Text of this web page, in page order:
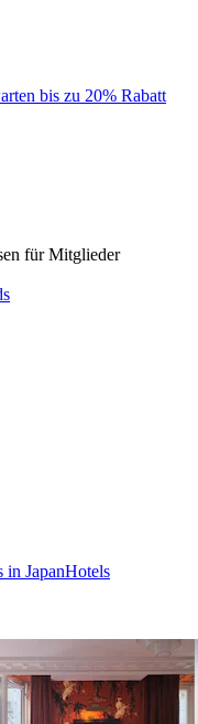
bis zu 20% Rabatt
für Mitglieder
in JapanHotels